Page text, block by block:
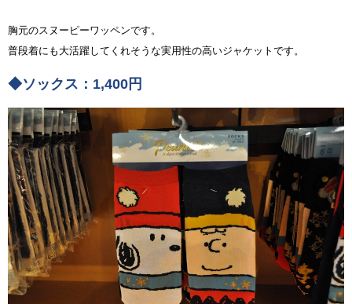
胸元のスヌーピーワッペンです。
普段着にも大活躍してくれそうな実用性の高いジャケットです。
◆ソックス：1,400円